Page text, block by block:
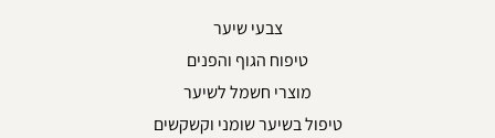
צבעי שיער
טיפוח הגוף והפנים
מוצרי חשמל לשיער
טיפול בשיער שומני וקשקשים